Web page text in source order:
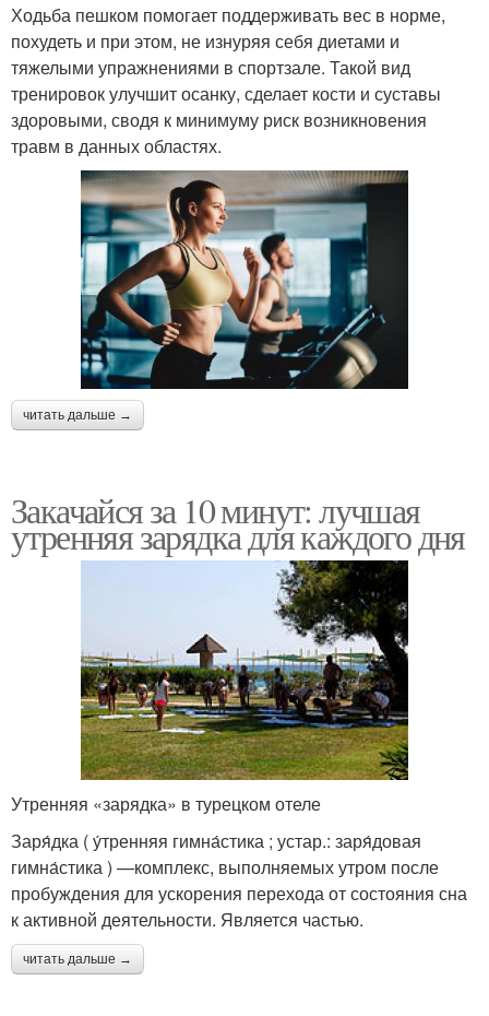
Ходьба пешком помогает поддерживать вес в норме,
похудеть и при этом, не изнуряя себя диетами и
тяжелыми упражнениями в спортзале. Такой вид
тренировок улучшит осанку, сделает кости и суставы
здоровыми, сводя к минимуму риск возникновения
травм в данных областях.
читать дальше →
Закачайся за 10 минут: лучшая
утренняя зарядка для каждого дня
Утренняя «зарядка» в турецком отеле
Заря́дка ( у́тренняя гимна́стика ; устар.: заря́довая
гимна́стика ) —комплекс, выполняемых утром после
пробуждения для ускорения перехода от состояния сна
к активной деятельности. Является частью.
читать дальше →